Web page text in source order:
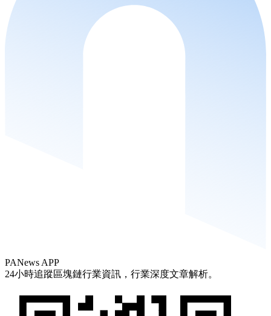
PANews APP
24小時追蹤區塊鏈行業資訊，行業深度文章解析。